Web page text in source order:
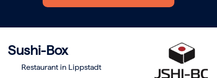
Einlösbar für alle 10.000 Partner und 3 Jahre gültig
Sushi-Box
Restaurant in Lippstadt